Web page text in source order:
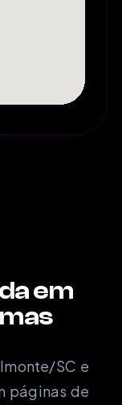
em
SC e
páginas de